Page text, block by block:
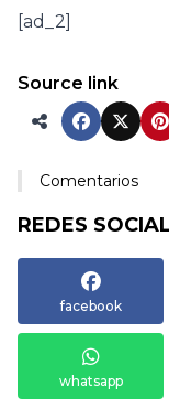
[ad_2]
Source link
Comentarios
REDES
facebook
whatsapp